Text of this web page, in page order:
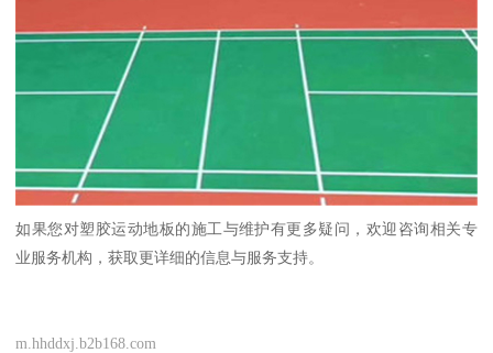
如果您对塑胶运动地板的施工与维护有更多疑问，欢迎咨询相关专
业服务机构，获取更详细的信息与服务支持。
m.hhddxj.b2b168.com